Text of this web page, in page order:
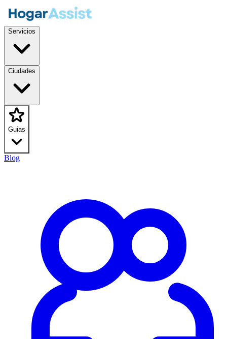
Servicios
Ciudades
Guias
Blog